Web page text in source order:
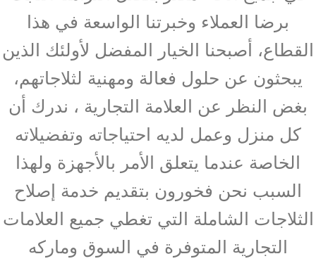
برضا العملاء وخبرتنا الواسعة في هذا
القطاع، أصبحنا الخيار المفضل لأولئك الذين
يبحثون عن حلول فعالة ومهنية لثلاجاتهم،
بغض النظر عن العلامة التجارية ، ندرك أن
كل منزل وعمل لديه احتياجاته وتفضيلاته
الخاصة عندما يتعلق الأمر بالأجهزة ولهذا
السبب نحن فخورون بتقديم خدمة إصلاح
الثلاجات الشاملة التي تغطي جميع العلامات
التجارية المتوفرة في السوق وماركه